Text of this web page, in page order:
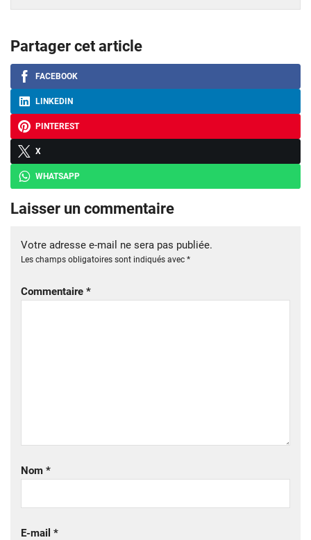
Partager cet article
FACEBOOK
LINKEDIN
PINTEREST
X
WHATSAPP
Laisser un commentaire
Votre adresse e-mail ne sera pas publiée.
Les champs obligatoires sont indiqués avec *
Commentaire *
Nom *
E-mail *